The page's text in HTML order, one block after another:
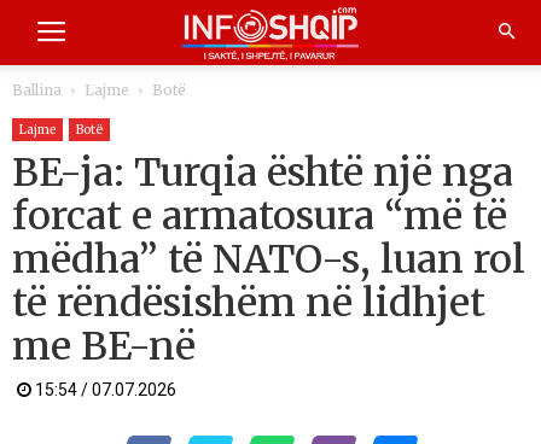
Ballina Lajme Botë
Lajme Botë
BE-ja: Turqia është një nga
forcat e armatosura “më të
mëdha” të NATO-s, luan rol
të rëndësishëm në lidhjet
me BE-në
15:54 / 07.07.2026